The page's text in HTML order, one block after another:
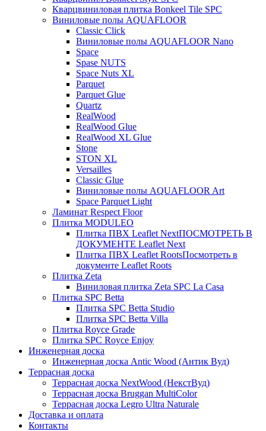
Кварцвиниловая плитка Bonkeel Tile SPC
Виниловые полы AQUAFLOOR
Classic Click
Виниловые полы AQUAFLOOR Nano
Space
Spase NUTS
Space Nuts XL
Parquet
Parquet Glue
Quartz
RealWood
RealWood Glue
RealWood XL Glue
Stone
STON XL
Versailles
Classic Glue
Виниловые полы AQUAFLOOR Art
Space Parquet Light
Ламинат Respect Floor
Плитка MODULEO
Плитка ПВХ Leaflet NextПОСМОТРЕТЬ В
ДОКУМЕНТЕ Leaflet Next
Плитка ПВХ Leaflet RootsПосмотреть в
документе Leaflet Roots
Плитка Zeta
Виниловая плитка Zeta SPC La Casa
Плитка SPC Betta
Плитка SPC Betta Studio
Плитка SPC Betta Villa
Плитка Royce Grade
Плитка SPC Royce Enjoy
Инженерная доска
Инженерная доска Antic Wood (Антик Вуд)
Террасная доска
Террасная доска NextWood (НекстВуд)
Террасная доска Bruggan MultiColor
Террасная доска Legro Ultra Naturale
Доставка и оплата
Контакты